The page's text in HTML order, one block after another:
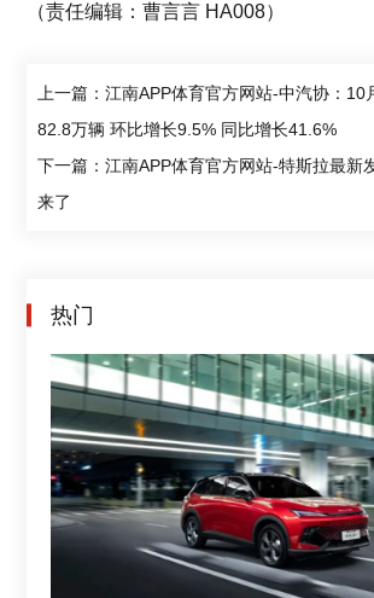
（责任编辑：曹言言 HA008）
上一篇：江南APP体育官方网站-中汽协：10
82.8万辆 环比增长9.5% 同比增长41.6%
下一篇：江南APP体育官方网站-特斯拉最新
来了
热门